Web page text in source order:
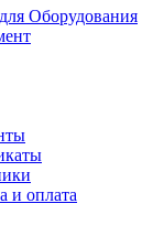
Оборудования
и оплата